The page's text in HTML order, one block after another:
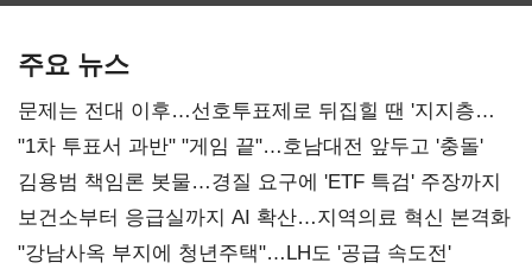
주요 뉴스
문제는 전대 이후…선호투표제로 뒤집힐 땐 '지지층
불복'
"1차 투표서 과반" "게임 끝"…호남대전 앞두고 '충돌'
김용범 책임론 봇물…경질 요구에 'ETF 특검' 주장까지
보건소부터 응급실까지 AI 확산…지역의료 혁신 본격화
"강남사옥 부지에 청년주택"…LH도 '공급 속도전'